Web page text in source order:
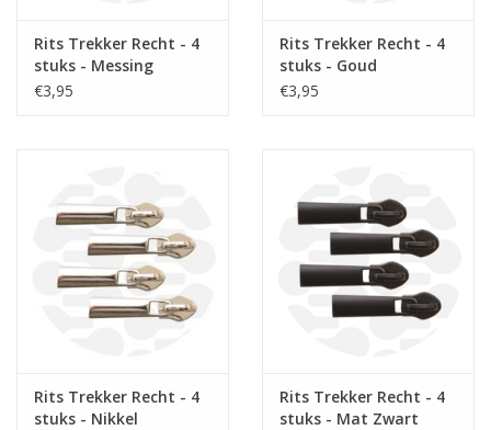
Rits Trekker Recht - 4
stuks - Messing
€3,95
Rits Trekker Recht - 4
stuks - Goud
€3,95
Rits Trekker Recht - 4
stuks - Nikkel
Rits Trekker Recht - 4
stuks - Mat Zwart